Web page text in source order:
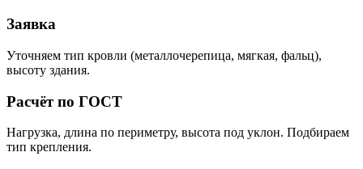
Заявка
Уточняем тип кровли (металлочерепица, мягкая, фальц),
высоту здания.
Расчёт по ГОСТ
Нагрузка, длина по периметру, высота под уклон. Подбираем
тип крепления.